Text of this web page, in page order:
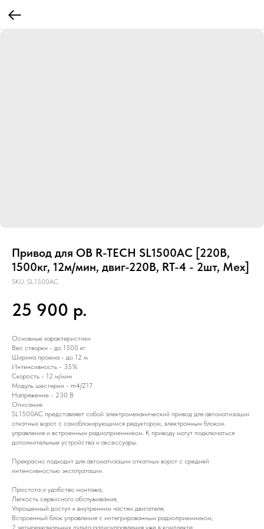
Привод для ОВ R-TECH SL1500AC [220В,
1500кг, 12м/мин, двиг-220В, RT-4 - 2шт, Мех]
SKU: SL1500AC
25 900 р.
Основные характеристики
Вес створки - до 1500 кг
Ширина проема - до 12 м
Интенсивность - 35%
Скорость - 12 м/мин
Модуль шестерни - m4/Z17
Напряжение - 230 В
Описание
SL1500AC представляет собой электромеханический привод для автоматизации
откатных ворот с самоблокирующимся редуктором, электронным блоком
управления и встроенным радиоприемником. К приводу могут подключаться
дополнительные устройства и аксессуары.
Прекрасно подходит для автоматизации откатных ворот с средней
интенсивностью эксплуатации.
Простота и удобство монтажа;
Легкость сервисного обслуживания;
Упрощенный доступ к внутренним частям двигателя;
Встроенный блок управления с интегрированным радиоприемником;
2 четырехканальных пульта радиоуправления уже в комплекте;